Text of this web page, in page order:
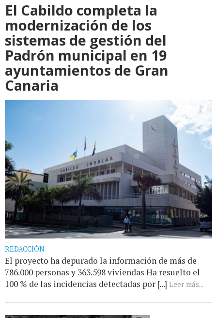
El Cabildo completa la
modernización de los
sistemas de gestión del
Padrón municipal en 19
ayuntamientos de Gran
Canaria
REDACCIÓN
El proyecto ha depurado la información de más de
786.000 personas y 363.598 viviendas Ha resuelto el
100 % de las incidencias detectadas por [...] Leer más...